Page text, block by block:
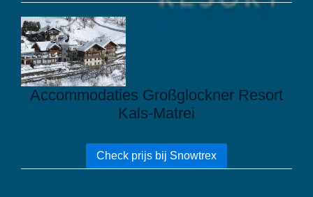
Accommodaties Großglockner Resort
Kals-Matrei
Check prijs bij Snowtrex